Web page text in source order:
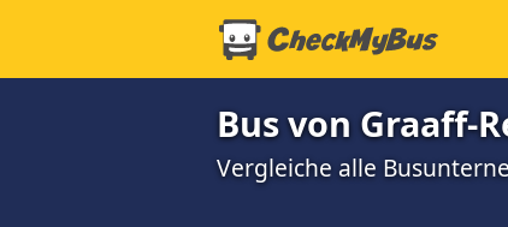
Bus von Graaff-
Vergleiche alle